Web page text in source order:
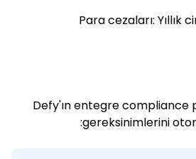
Para cezaları: Yıllık
Defy'ın entegre compliance
gereksinimlerini